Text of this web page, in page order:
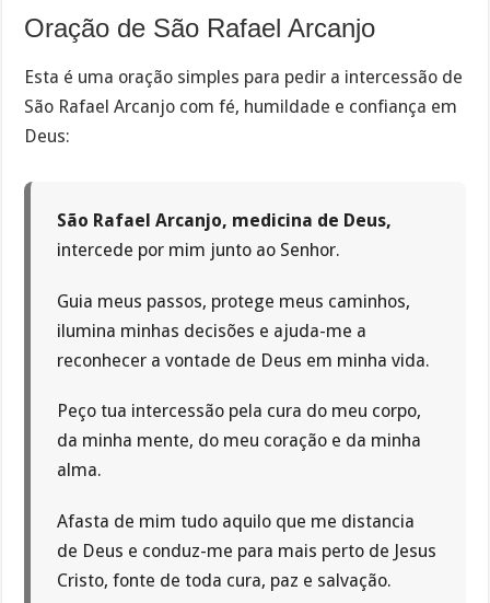
Oração de São Rafael Arcanjo
Esta é uma oração simples para pedir a intercessão de
São Rafael Arcanjo com fé, humildade e confiança em
Deus:
São Rafael Arcanjo, medicina de Deus,
intercede por mim junto ao Senhor.
Guia meus passos, protege meus caminhos,
ilumina minhas decisões e ajuda-me a
reconhecer a vontade de Deus em minha vida.
Peço tua intercessão pela cura do meu corpo,
da minha mente, do meu coração e da minha
alma.
Afasta de mim tudo aquilo que me distancia
de Deus e conduz-me para mais perto de Jesus
Cristo, fonte de toda cura, paz e salvação.